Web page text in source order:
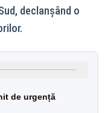
declanșând o
de urgență